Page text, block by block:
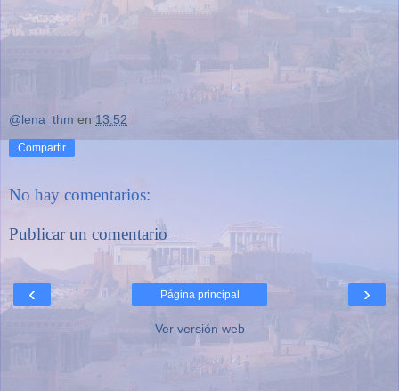
@lena_thm en 13:52
Compartir
No hay comentarios:
Publicar un comentario
‹ ›
Página principal
Ver versión web